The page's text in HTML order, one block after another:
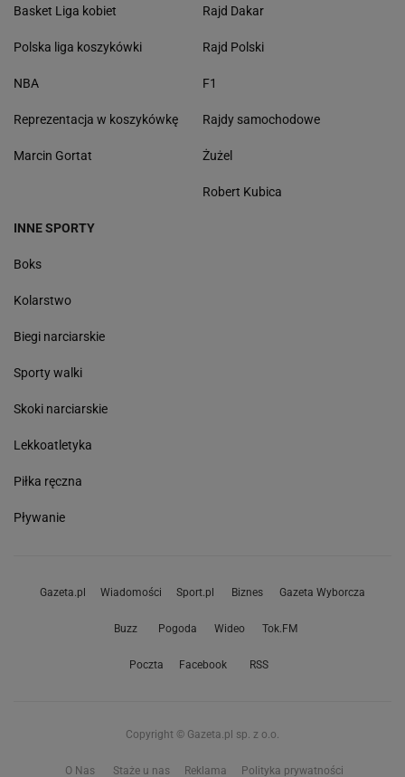
Basket Liga kobiet
Polska liga koszykówki
NBA
Reprezentacja w koszykówkę
Marcin Gortat
Rajd Dakar
Rajd Polski
F1
Rajdy samochodowe
Żużel
Robert Kubica
INNE SPORTY
Boks
Kolarstwo
Biegi narciarskie
Sporty walki
Skoki narciarskie
Lekkoatletyka
Piłka ręczna
Pływanie
Gazeta.pl Wiadomości Sport.pl Biznes Gazeta Wyborcza
Buzz Pogoda Wideo Tok.FM
Poczta Facebook RSS
Copyright © Gazeta.pl sp. z o.o.
O Nas Staże u nas Reklama Polityka prywatności